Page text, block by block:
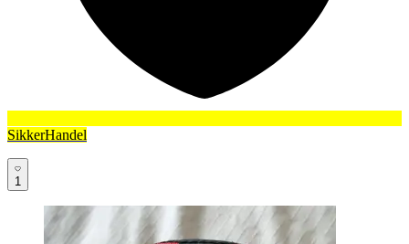
SikkerHandel
1